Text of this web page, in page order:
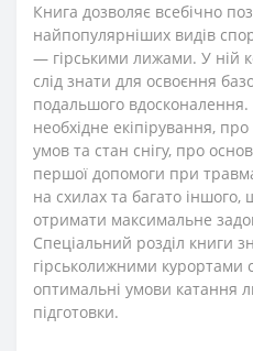
Книга дозволяє всебічно
найпопулярніших видів
— гірськими лижами. У ній
слід знати для освоєння
подальшого
необхідне екіпірування,
умов та стан снігу, про
першої допомоги при
на схилах та багато
отримати максимальне
Спеціальний розділ книги
гірськолижними курортами
оптимальні умови катання
підготовки.